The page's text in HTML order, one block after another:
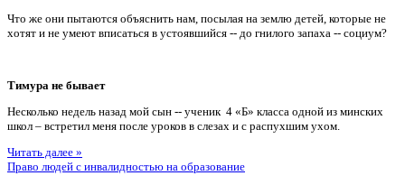
Что же они пытаются объяснить нам, посылая на землю детей, которые не
хотят и не умеют вписаться в устоявшийся -- до гнилого запаха -- социум?
Тимура не бывает
Несколько недель назад мой сын -- ученик 4 «Б» класса одной из минских
школ – встретил меня после уроков в слезах и с распухшим ухом.
Читать далее »
Право людей с инвалидностью на образование